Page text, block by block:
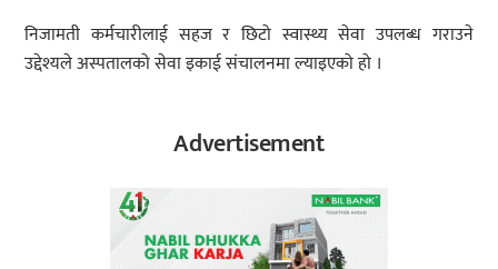
निजामती कर्मचारीलाई सहज र छिटो स्वास्थ्य सेवा उपलब्ध गराउने
उद्देश्यले अस्पतालको सेवा इकाई संचालनमा ल्याइएको हो ।
Advertisement